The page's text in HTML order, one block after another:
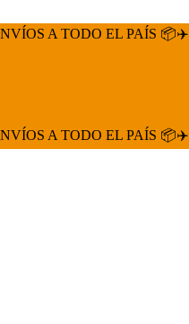
A TODO EL PAÍS 📦✈️
A TODO EL PAÍS 📦✈️